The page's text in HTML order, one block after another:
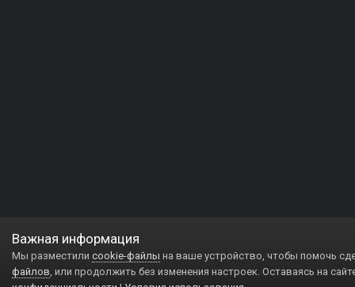
Важная информация
Мы разместили cookie-файлы на ваше устройство, чтобы помочь
файлов, или продолжить без изменения настроек. Оставаясь на